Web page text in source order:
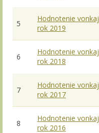
5
Hodnotenie
rok 2019
6
Hodnotenie
rok 2018
7
Hodnotenie
rok 2017
8
Hodnotenie
rok 2016